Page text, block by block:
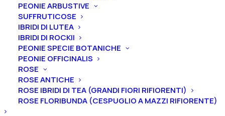
PEONIE ARBUSTIVE
SUFFRUTICOSE
IBRIDI DI LUTEA
IBRIDI DI ROCKII
PEONIE SPECIE BOTANICHE
PEONIE OFFICINALIS
ROSE
ROSE ANTICHE
ROSE IBRIDI DI TEA (GRANDI FIORI RIFIORENTI)
ROSE FLORIBUNDA (CESPUGLIO A MAZZI RIFIORENTE)
Password*Richiesto
Ricordami
ACCEDI